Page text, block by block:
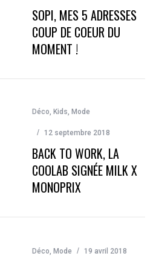
SOPI, MES 5 ADRESSES
COUP DE COEUR DU
MOMENT !
Déco, Kids, Mode
12 septembre 2018
BACK TO WORK, LA
COOLAB SIGNÉE MILK X
MONOPRIX
Déco, Mode 19 avril 2018